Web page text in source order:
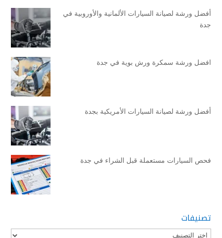
أفضل ورشة لصيانة السيارات الألمانية والأوروبية في
جدة
افضل ورشة سمكرة ورش بوية في جدة
أفضل ورشة لصيانة السيارات الأمريكية بجدة
فحص السيارات مستعملة قبل الشراء في جدة
تصنيفات
تصنيفات